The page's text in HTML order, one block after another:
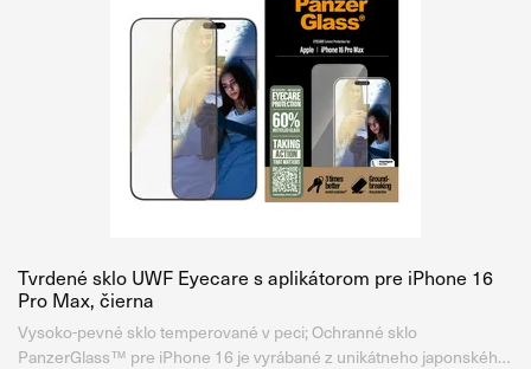
Tvrdené sklo UWF Eyecare s aplikátorom pre iPhone 16
Pro Max, čierna
Vysoko-pevné sklo temperované v peci; Ochranné sklo
PanzerGlass™ pre iPhone 16 je vyrábané z unikátneho japonského